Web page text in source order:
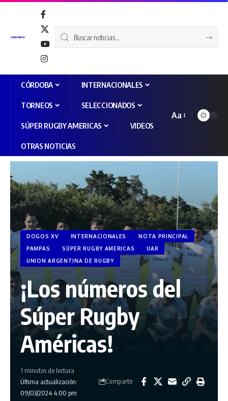
CÓRDOBA INTERNACIONALES
TORNEOS SELECCIONADOS
SÚPER RUGBY AMERICAS VIDEOS
OTRAS NOTICIAS
Aa
DOGOS XV INTERNACIONALES
NOTA PRINCIPAL
PAMPAS
SÚPER RUGBY AMERICAS
UAR
UNION ARGENTINA DE RUGBY
¡Los números del
Súper Rugby
Américas!
Última actualización:
09/03/2024 4:00 pm
1 minutos de lectura
Compartir